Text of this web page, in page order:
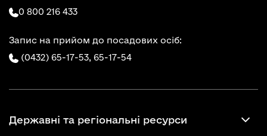
0 800 216 433
Запис на прийом до посадових осіб:
(0432) 65-17-53, 65-17-54
Державні та регіональні ресурси